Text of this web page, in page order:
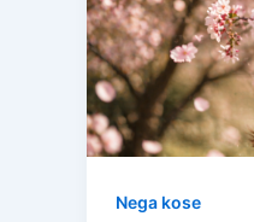
Nega kose